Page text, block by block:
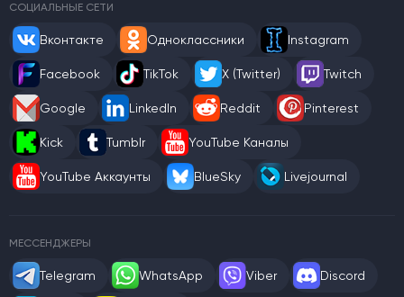
СОЦИАЛЬНЫЕ СЕТИ
Вконтакте Одноклассники Instagram
Facebook TikTok X (Twitter) Twitch
Google LinkedIn Reddit Pinterest
Kick Tumblr YouTube Каналы
YouTube Аккаунты BlueSky Livejournal
МЕССЕНДЖЕРЫ
Telegram WhatsApp Viber Discord